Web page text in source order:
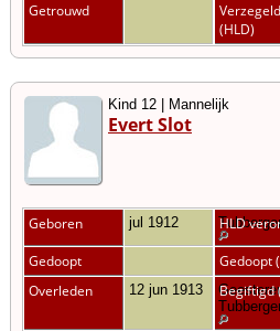
Getrouwd
(HLD)
Kind 12 | Mannelijk
Evert Slot
Geboren jul 1912 HLD
Gedoopt
Gedoopt
Overleden
12 jun 1913 Begiftigd